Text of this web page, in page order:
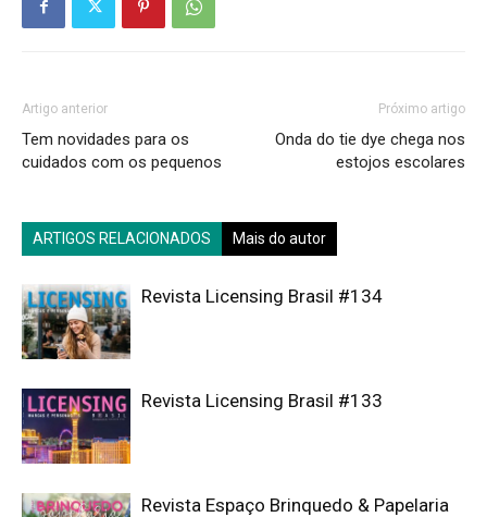
Artigo anterior
Tem novidades para os
cuidados com os pequenos
Próximo artigo
Onda do tie dye chega nos
estojos escolares
ARTIGOS RELACIONADOS Mais do autor
Revista Licensing Brasil #134
Revista Licensing Brasil #133
Revista Espaço Brinquedo & Papelaria